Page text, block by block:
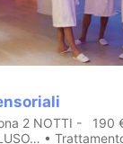
2 NOTTI - 190
•